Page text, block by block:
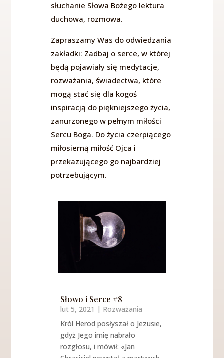
słuchanie Słowa Bożego lektura
duchowa, rozmowa.
Zapraszamy Was do odwiedzania
zakładki: Zadbaj o serce, w której
będą pojawiały się medytacje,
rozważania, świadectwa, które
mogą stać się dla kogoś
inspiracją do piękniejszego życia,
zanurzonego w pełnym miłości
Sercu Boga. Do życia czerpiącego
miłosierną miłość Ojca i
przekazującego go najbardziej
potrzebującym.
Słowo i Serce #8
lut 5, 2021 | Rozważania
Król Herod posłyszał o Jezusie,
gdyż Jego imię nabrało
rozgłosu, i mówił: «Jan